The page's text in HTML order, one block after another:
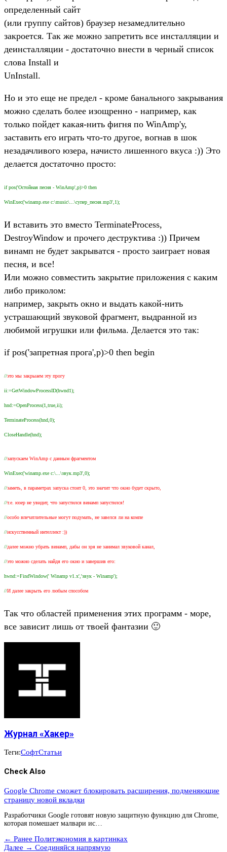
определенный сайт
(или группу сайтов) браузер незамедлительно
закроется. Так же можно запретить все инсталляции и
деинсталляции - достаточно внести в черный список
слова Install и
UnInstall.
Но и это еще не предел - кроме банального закрывания
можно сделать более изощренно - например, как
только пойдет какая-нить фигня по WinAmp'у,
заставить его играть что-то другое, вогнав в шок
незадачливого юзера, начисто лишенного вкуса :)) Это
делается достаточно просто:
if pos('Остойная песня - WinAmp',p)>0 then
WinExec('winamp.exe c:\music\...\супер_песня.mp3',1);
И вставить это вместо TerminateProcess,
DestroyWindow и прочего деструктива :)) Причем
винамп не будет закрыватся - просто заиграет новая
песня, и все!
Или можно совместить закрытие приложения с каким
либо приколом:
например, закрыть окно и выдать какой-нить
устрашающий звуковой фрагмент, выдранной из
любимой игрушки или фильма. Делается это так:
if pos('запретная прога',p)>0 then begin
//это мы закрыаем эту прогу
ii:=GetWindowProcessID(hwnd1);
hnd:=OpenProcess(1,true,ii);
TerminateProcess(hnd,0);
CloseHandle(hnd);
//запускаем WinAmp c данным фрагментом
WinExec('winamp.exe c:\...\звук.mp3',0);
//заметь, в параметрах запуска стоит 0, это значит что окно будет скрыто,
//т.е. юзер не увидит, что запустился винамп запустился!
//особо впечатлительные могут подумать, не завелся ли на компе
//искусственный интеллект :))
//далее можно убрать винамп, дабы он зря не занимал звуковой канал,
//это можно сделать найдя его окно и завершив его:
hwnd:=FindWindow(' Winamp v1.x','звук - Winamp');
//И далее закрыть его любым способом
Так что областей применения этих программ - море,
все зависит лишь от твоей фантазии 🙂
Журнал «Хакер»
Теги:СофтСтатьи
Check Also
Google Chrome сможет блокировать расширения, подменяющие
страницу новой вкладки
Разработчики Google готовят новую защитную функцию для Chrome,
которая помешает малвари ис…
← Ранее Политэкономия в каpтинках
Далее → Соединяйся напрямую